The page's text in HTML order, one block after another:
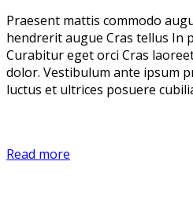
Praesent mattis commodo
hendrerit augue Cras tellus In
Curabitur eget orci Cras
dolor. Vestibulum ante ipsum
luctus et ultrices posuere
Read more